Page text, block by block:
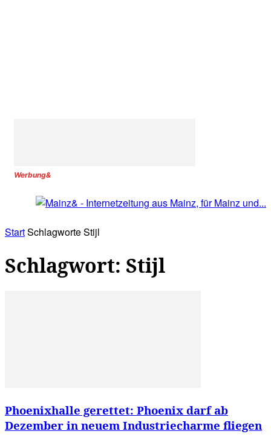
Werbung&
StartSchlagworteStijl
Schlagwort: Stijl
Phoenixhalle gerettet: Phoenix darf ab
Dezember in neuem Industriecharme fliegen